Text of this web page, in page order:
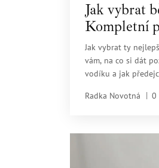
Jak vybrat
Kompletní
bělení
Jak vybrat ty
vám, na co si dát
vodíku a jak
Radka Novotná 0